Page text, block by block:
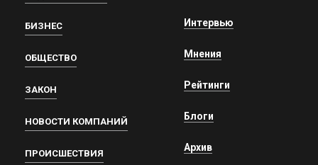
БИЗНЕС
ОБЩЕСТВО
ЗАКОН
НОВОСТИ КОМПАНИЙ
ПРОИСШЕСТВИЯ
Интервью
Мнения
Рейтинги
Блоги
Архив